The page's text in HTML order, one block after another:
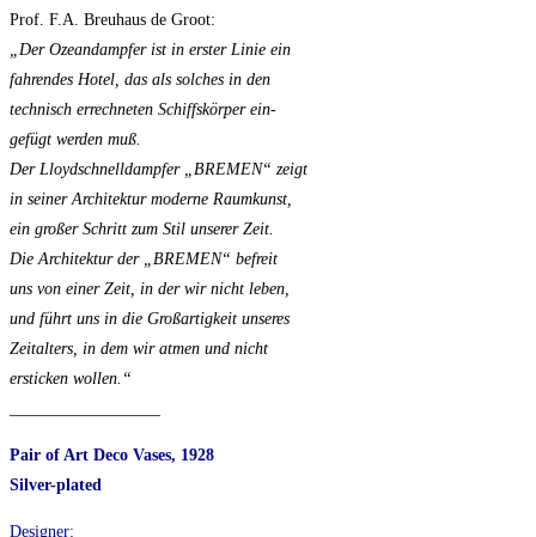
Prof. F.A. Breuhaus de Groot:
„Der Ozeandampfer ist in erster Linie ein
fahrendes Hotel, das als solches in den
technisch errechneten Schiffskörper ein-
gefügt werden muß.
Der Lloydschnelldampfer „BREMEN“ zeigt
in seiner Architektur moderne Raumkunst,
ein großer Schritt zum Stil unserer Zeit.
Die Architektur der „BREMEN“ befreit
uns von einer Zeit, in der wir nicht leben,
und führt uns in die Großartigkeit unseres
Zeitalters, in dem wir atmen und nicht
ersticken wollen.“
Pair of Art Deco Vases, 1928
Silver-plated
Designer: